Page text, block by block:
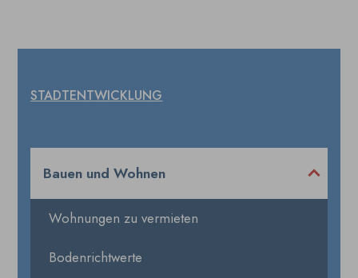
STADTENTWICKLUNG
Bauen und Wohnen
Wohnungen zu vermieten
Bodenrichtwerte